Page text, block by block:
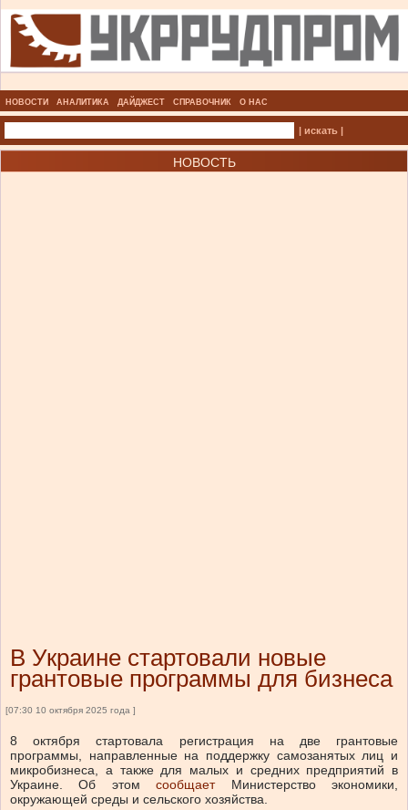
НОВОСТИ АНАЛИТИКА ДАЙДЖЕСТ СПРАВОЧНИК О НАС
| искать |
НОВОСТЬ
В Украине стартовали новые
грантовые программы для бизнеса
[07:30 10 октября 2025 года ]
8 октября стартовала регистрация на две грантовые
программы, направленные на поддержку самозанятых лиц и
микробизнеса, а также для малых и средних предприятий в
Украине.
Об этомсообщаетМинистерство экономики,
окружающей среды и сельского хозяйства.